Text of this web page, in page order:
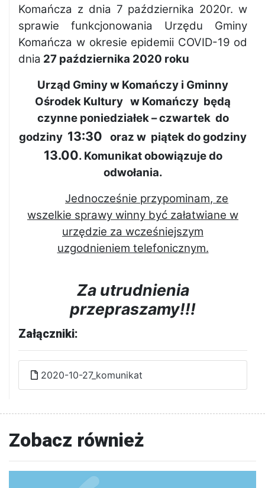
Komańcza z dnia 7 października 2020r. w
sprawie funkcjonowania Urzędu Gminy
Komańcza w okresie epidemii COVID-19 od
dnia 27 października 2020 roku
Urząd Gminy w Komańczy i Gminny
Ośrodek Kultury w Komańczy będą
czynne poniedziałek – czwartek do
godziny 13:30 oraz w piątek do godziny
13.00. Komunikat obowiązuje do
odwołania.
Jednocześnie przypominam, ze
wszelkie sprawy winny być załatwiane w
urzędzie za wcześniejszym
uzgodnieniem telefonicznym.
Za utrudnienia
przepraszamy!!!
Załączniki:
2020-10-27_komunikat
Zobacz również